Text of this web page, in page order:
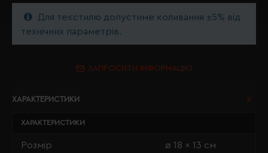
Для текстилю допустиме коливання ±5% від
технічних параметрів.
ЗАПРОСИТИ ІНФОРМАЦІЮ
ХАРАКТЕРИСТИКИ
ХАРАКТЕРИСТИКИ
Розмір ø 18 x 13 см